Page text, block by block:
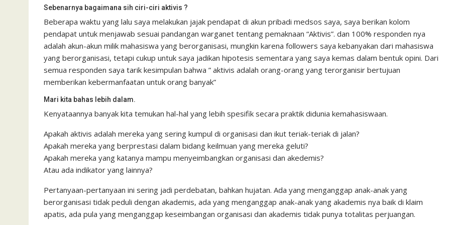
Sebenarnya bagaimana sih ciri-ciri aktivis ?
Beberapa waktu yang lalu saya melakukan jajak pendapat di akun pribadi medsos saya, saya berikan kolom
pendapat untuk menjawab sesuai pandangan warganet tentang pemaknaan “Aktivis”. dan 100% responden nya
adalah akun-akun milik mahasiswa yang berorganisasi, mungkin karena followers saya kebanyakan dari mahasiswa
yang berorganisasi, tetapi cukup untuk saya jadikan hipotesis sementara yang saya kemas dalam bentuk opini. Dari
semua responden saya tarik kesimpulan bahwa ” aktivis adalah orang-orang yang terorganisir bertujuan
memberikan kebermanfaatan untuk orang banyak”
Mari kita bahas lebih dalam.
Kenyataannya banyak kita temukan hal-hal yang lebih spesifik secara praktik didunia kemahasiswaan.
Apakah aktivis adalah mereka yang sering kumpul di organisasi dan ikut teriak-teriak di jalan?
Apakah mereka yang berprestasi dalam bidang keilmuan yang mereka geluti?
Apakah mereka yang katanya mampu menyeimbangkan organisasi dan akedemis?
Atau ada indikator yang lainnya?
Pertanyaan-pertanyaan ini sering jadi perdebatan, bahkan hujatan. Ada yang menganggap anak-anak yang
berorganisasi tidak peduli dengan akademis, ada yang menganggap anak-anak yang akademis nya baik di klaim
apatis, ada pula yang menganggap keseimbangan organisasi dan akademis tidak punya totalitas perjuangan.